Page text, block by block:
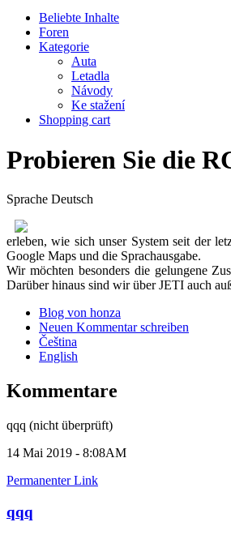
Beliebte Inhalte
Foren
Kategorie
Auta
Letadla
Návody
Ke stažení
Shopping cart
Probieren Sie die
Sprache Deutsch
erleben, wie sich unser System seit der
Google Maps und die Sprachausgabe.
Wir möchten besonders die gelungene
Darüber hinaus sind wir über JETI auch
Blog von honza
Neuen Kommentar schreiben
Čeština
English
Kommentare
qqq (nicht überprüft)
14 Mai 2019 - 8:08AM
Permanenter Link
qqq